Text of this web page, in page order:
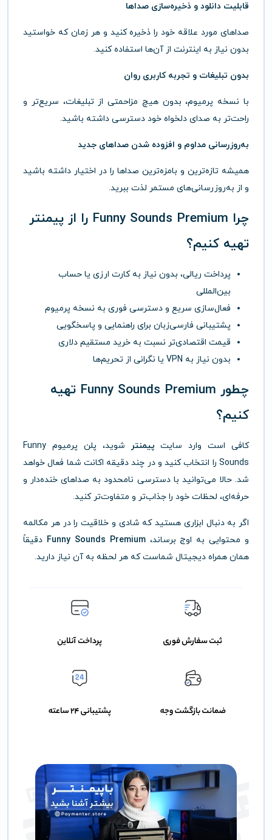
قابلیت دانلود و ذخیره‌سازی صداها
صداهای مورد علاقه خود را ذخیره کنید و هر زمان که خواستید
بدون نیاز به اینترنت از آن‌ها استفاده کنید.
بدون تبلیغات و تجربه کاربری روان
با نسخه پرمیوم، بدون هیچ مزاحمتی از تبلیغات، سریع‌تر و
راحت‌تر به صدای دلخواه خود دسترسی داشته باشید.
به‌روزرسانی مداوم و افزوده شدن صداهای جدید
همیشه تازه‌ترین و بامزه‌ترین صداها را در اختیار داشته باشید
و از به‌روزرسانی‌های مستمر لذت ببرید.
چرا Funny Sounds Premium را از
پیمنتر
تهیه کنیم؟
پرداخت ریالی، بدون نیاز به کارت ارزی یا حساب
بین‌المللی
فعال‌سازی سریع و دسترسی فوری به نسخه پرمیوم
پشتیبانی فارسی‌زبان برای راهنمایی و پاسخگویی
قیمت اقتصادی‌تر نسبت به خرید مستقیم دلاری
بدون نیاز به VPN یا نگرانی از تحریم‌ها
چطور Funny Sounds Premium تهیه
کنیم؟
کافی است وارد سایت پیمنتر
شوید، پلن پرمیوم Funny
Sounds را انتخاب کنید و در چند دقیقه اکانت شما فعال خواهد
شد. حالا می‌توانید با دسترسی نامحدود به صداهای خنده‌دار و
حرفه‌ای، لحظات خود را جذاب‌تر و متفاوت‌تر کنید.
اگر به دنبال ابزاری هستید که شادی و خلاقیت را در هر مکالمه
و محتوایی به اوج برساند،Funny Sounds Premium دقیقاً
همان همراه دیجیتال شماست که هر لحظه به آن نیاز دارید.